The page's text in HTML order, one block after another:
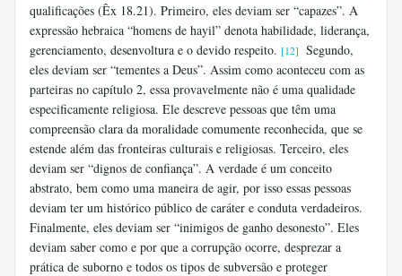
qualificações (Êx 18.21). Primeiro, eles deviam ser “capazes”. A
expressão hebraica “homens de hayil” denota habilidade, liderança,
gerenciamento, desenvoltura e o devido respeito. [12] Segundo,
eles deviam ser “tementes a Deus”. Assim como aconteceu com as
parteiras no capítulo 2, essa provavelmente não é uma qualidade
especificamente religiosa. Ele descreve pessoas que têm uma
compreensão clara da moralidade comumente reconhecida, que se
estende além das fronteiras culturais e religiosas. Terceiro, eles
deviam ser “dignos de confiança”. A verdade é um conceito
abstrato, bem como uma maneira de agir, por isso essas pessoas
deviam ter um histórico público de caráter e conduta verdadeiros.
Finalmente, eles deviam ser “inimigos de ganho desonesto”. Eles
deviam saber como e por que a corrupção ocorre, desprezar a
prática de suborno e todos os tipos de subversão e proteger